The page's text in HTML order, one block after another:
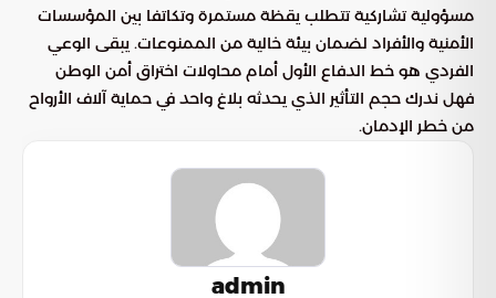
مسؤولية تشاركية تتطلب يقظة مستمرة وتكاتفا بين المؤسسات
الأمنية والأفراد لضمان بيئة خالية من الممنوعات. يبقى الوعي
الفردي هو خط الدفاع الأول أمام محاولات اختراق أمن الوطن
فهل ندرك حجم التأثير الذي يحدثه بلاغ واحد في حماية آلاف الأرواح
من خطر الإدمان.
admin